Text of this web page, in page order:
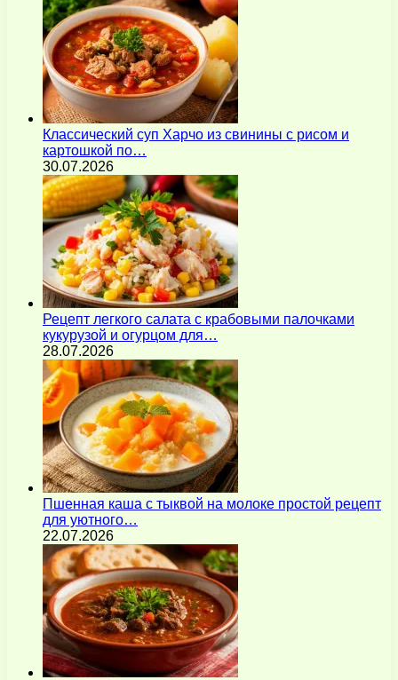
Классический суп Харчо из свинины с рисом и
картошкой по…
30.07.2026
Рецепт легкого салата с крабовыми палочками
кукурузой и огурцом для…
28.07.2026
Пшенная каша с тыквой на молоке простой рецепт
для уютного…
22.07.2026